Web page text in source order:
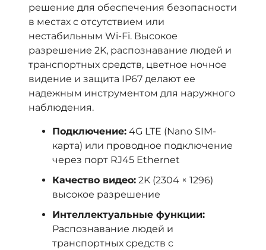
решение для обеспечения безопасности
в местах с отсутствием или
нестабильным Wi-Fi. Высокое
разрешение 2K, распознавание людей и
транспортных средств, цветное ночное
видение и защита IP67 делают ее
надежным инструментом для наружного
наблюдения.
Подключение: 4G LTE (Nano SIM-
карта) или проводное подключение
через порт RJ45 Ethernet
Качество видео: 2K (2304 × 1296)
высокое разрешение
Интеллектуальные функции:
Распознавание людей и
транспортных средств с